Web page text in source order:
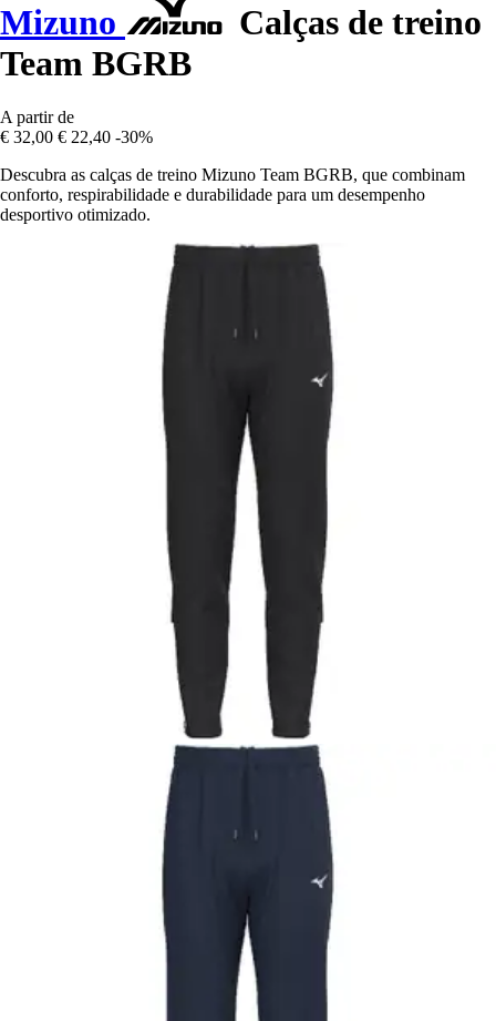
Mizuno
Calças de treino
Team BGRB
A partir de
€ 32,00 € 22,40 -30%
Descubra as calças de treino Mizuno Team BGRB, que combinam
conforto, respirabilidade e durabilidade para um desempenho
desportivo otimizado.